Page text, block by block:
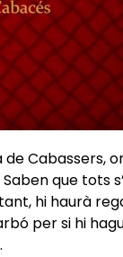
Cabassers,
que tots
hi haurà
per si hi